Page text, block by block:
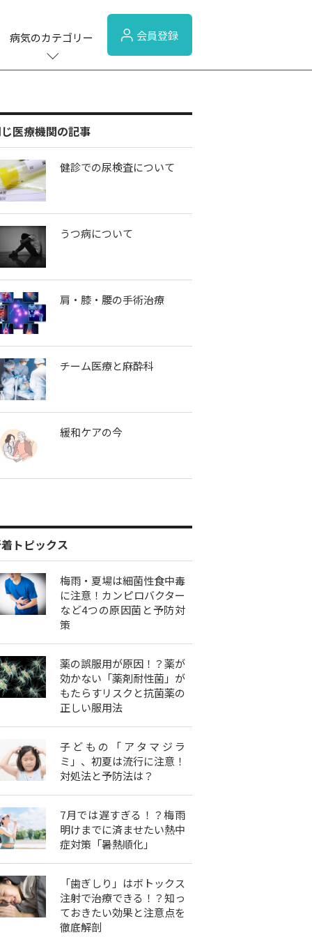
病気のカテゴリー 会員登録
医療機関の記事
健診での尿検査について
うつ病について
肩・膝・腰の手術治療
チーム医療と麻酔科
緩和ケアの今
トピックス
梅雨・夏場は細菌性食中毒
に注意！カンピロバクター
など4つの原因菌と予防対
策
薬の誤服用が原因！？薬が
効かない「薬剤耐性菌」が
もたらすリスクと抗菌薬の
正しい服用法
子どもの「アタマジラ
ミ」、初夏は流行に注意！
対処法と予防法は？
7月では遅すぎる！？梅雨
明けまでに済ませたい熱中
症対策「暑熱順化」
「歯ぎしり」はボトックス
注射で治療できる！？知っ
ておきたい効果と注意点を
徹底解剖